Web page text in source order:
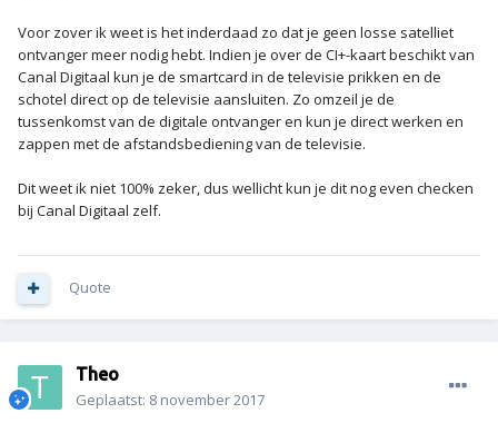
Voor zover ik weet is het inderdaad zo dat je geen losse satelliet
ontvanger meer nodig hebt. Indien je over de CI+-kaart beschikt van
Canal Digitaal kun je de smartcard in de televisie prikken en de
schotel direct op de televisie aansluiten. Zo omzeil je de
tussenkomst van de digitale ontvanger en kun je direct werken en
zappen met de afstandsbediening van de televisie.
Dit weet ik niet 100% zeker, dus wellicht kun je dit nog even checken
bij Canal Digitaal zelf.
Quote
Theo
Geplaatst: 8 november 2017